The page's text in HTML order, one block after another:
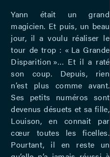
Yann était un grand
magicien. Et puis, un beau
jour, il a voulu réaliser le
tour de trop : « La Grande
Disparition »… Et il a raté
son coup. Depuis, rien
n’est plus comme avant.
Ses petits numéros sont
devenus désuets et sa fille,
Louison, en connait par
cœur toutes les ficelles.
Pourtant, il en reste un